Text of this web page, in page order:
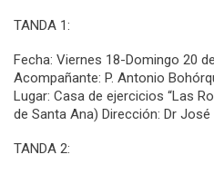
TANDA 1:
Fecha: Viernes 18-Domingo 20
Acompañante: P. Antonio
Lugar: Casa de ejercicios “Las
de Santa Ana) Dirección: Dr
TANDA 2: